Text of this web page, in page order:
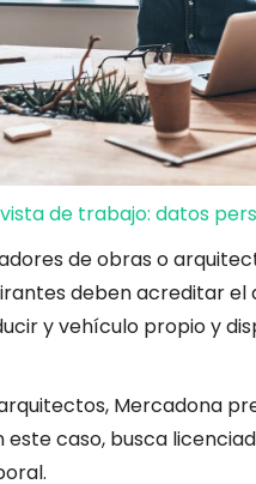
de trabajo: datos
de obras o
deben acreditar
y vehículo propio y
Mercadona
este caso, busca